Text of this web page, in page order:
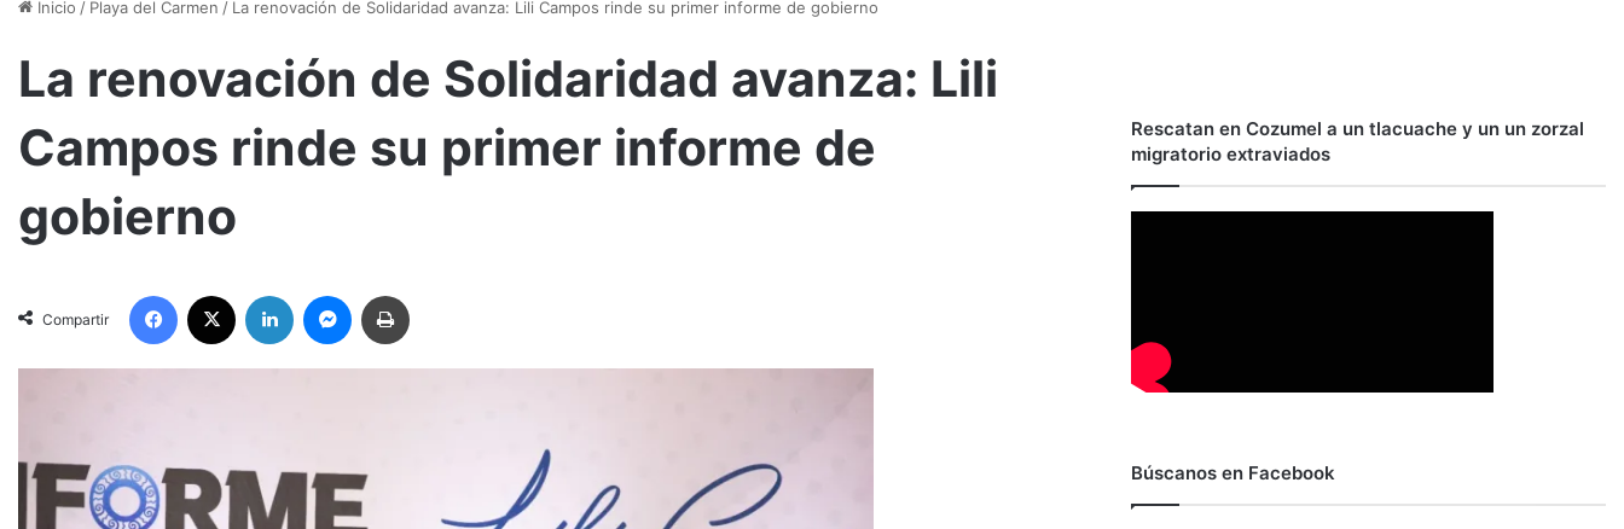
Inicio / Playa del Carmen / La renovación de Solidaridad avanza: Lili Campos rinde su primer informe de gobierno
La renovación de Solidaridad avanza: Lili
Campos rinde su primer informe de
gobierno
Compartir
Facebook LinkedIn Messenger
Rescatan en Cozumel a un tlacuache y un un zorzal
migratorio extraviados
Búscanos en Facebook